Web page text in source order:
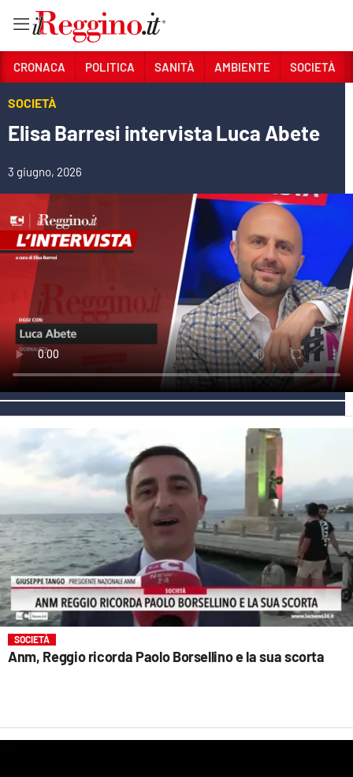
Sezioni
CRONACA
POLITICA
SANITÀ
AMBIENTE
SOCIETÀ
CULTURA
ECONOMIA E LAVORO
EVENTI
SPORT
Streaming
LAC TV
LAC NETWORK
LAC ONAIR
LaC
Network
LACPLAY.IT
LACTV.IT
LACITYMAG.IT
CRONACA POLITICA SANITÀ AMBIENTE SOCIETÀ
SOCIETÀ
Elisa Barresi intervista Luca Abete
3 giugno, 2026
SOCIETÀ
Anm, Reggio ricorda Paolo Borsellino e la sua scorta